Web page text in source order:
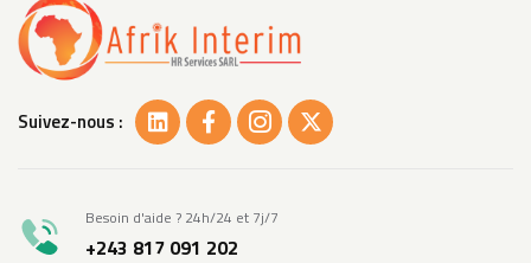
Suivez-nous :
Besoin d'aide ? 24h/24 et 7j/7
+243 817 091 202